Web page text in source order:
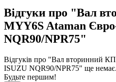
Відгуки про "Вал
MYY6S Ataman
NQR90/NPR75"
Відгуків про "Вал вторинний
ISUZU NQR90/NPR75" ще немає.
Будьте першим!